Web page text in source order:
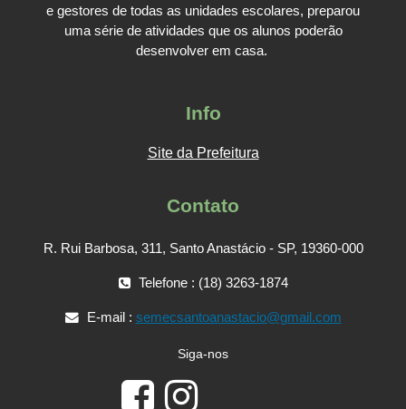
e gestores de todas as unidades escolares, preparou
uma série de atividades que os alunos poderão
desenvolver em casa.
Info
Site da Prefeitura
Contato
R. Rui Barbosa, 311, Santo Anastácio - SP, 19360-000
Telefone : (18) 3263-1874
E-mail : semecsantoanastacio@gmail.com
Siga-nos